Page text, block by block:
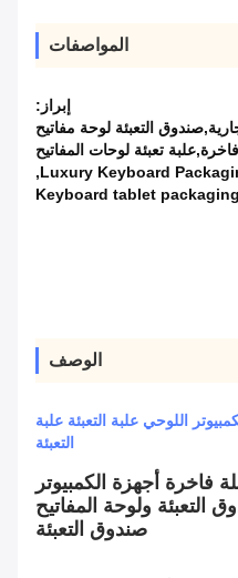
المواصفات
إبراز:
التعبئة لوحة مفاتيح
فاخرة,علبة تعبئة لوحات المفاتيح
Luxury Keyboard
,
Keyboard tablet
الوصف
اللوحي علبة التعبئة علبة
التعبئة
أجهزة الكمبيوتر
التعبئة ولوحة المفاتيح
صندوق التعبئة